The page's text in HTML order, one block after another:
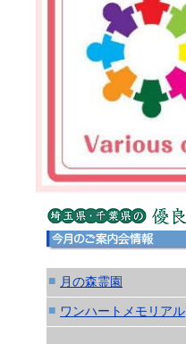
■ 月の森霊園
■ ワンハートメモリアル